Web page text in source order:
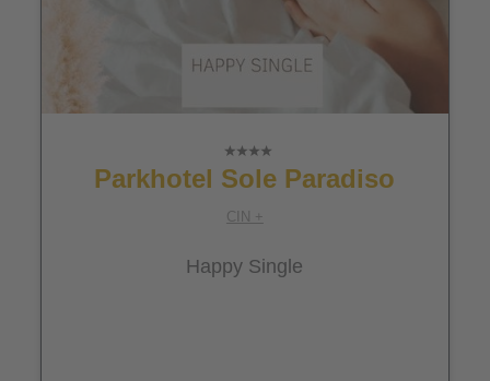
Parkhotel Sole Paradiso
CIN +
Happy Single